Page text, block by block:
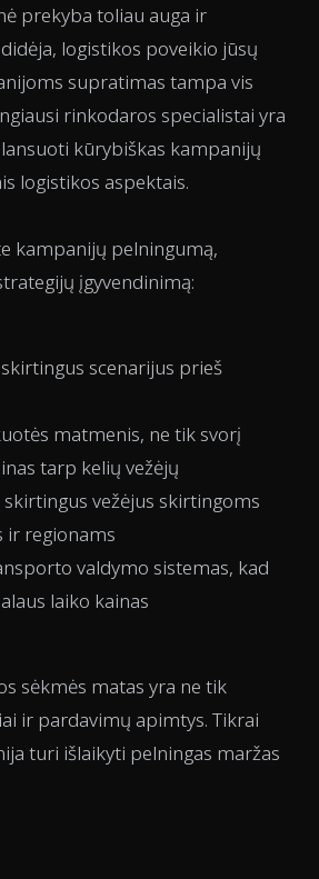
prekyba toliau auga ir
logistikos poveikio jūsų
supratimas tampa vis
rinkodaros specialistai yra
kūrybiškas kampanijų
logistikos aspektais.
kampanijų pelningumą,
įgyvendinimą:
scenarijus prieš
matmenis, ne tik svorį
tarp kelių vežėjų
vežėjus skirtingoms
ir regionams
valdymo sistemas, kad
laiko kainas
sėkmės matas yra ne tik
ir pardavimų apimtys. Tikrai
turi išlaikyti pelningas maržas